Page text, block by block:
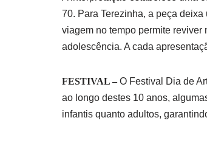
70. Para Terezinha, a peça
viagem no tempo permite
adolescência. A cada
FESTIVAL –O Festival Dia de
ao longo destes 10 anos,
infantis quanto adultos,